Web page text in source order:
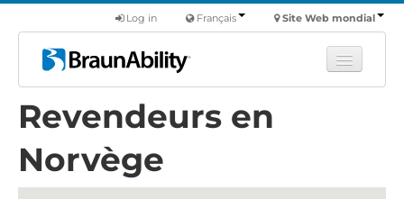
Site Web mondial
Français
Log in
Apprendre
Produits
Véhicules utilitaires
Revendeurs en
Norvège